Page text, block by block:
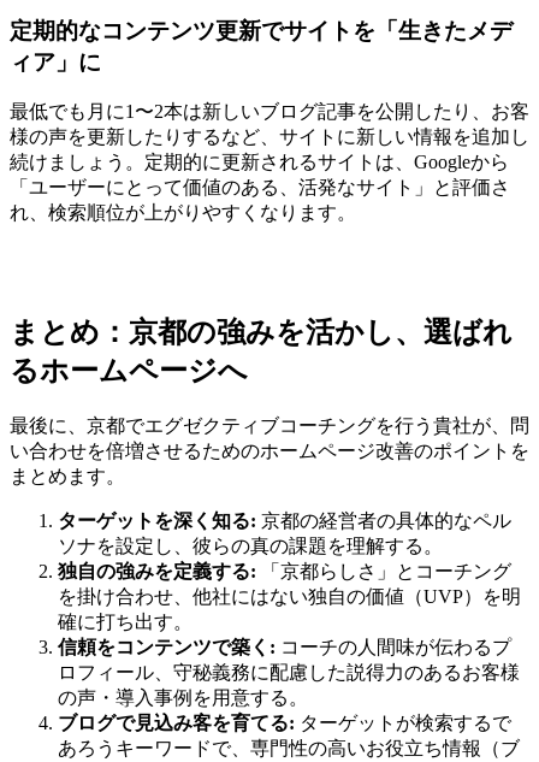
定期的なコンテンツ更新でサイトを「生きたメデ
ィア」に
最低でも月に1〜2本は新しいブログ記事を公開したり、お客
様の声を更新したりするなど、サイトに新しい情報を追加し
続けましょう。定期的に更新されるサイトは、Googleから
「ユーザーにとって価値のある、活発なサイト」と評価さ
れ、検索順位が上がりやすくなります。
まとめ：京都の強みを活かし、選ばれ
るホームページへ
最後に、京都でエグゼクティブコーチングを行う貴社が、問
い合わせを倍増させるためのホームページ改善のポイントを
まとめます。
ターゲットを深く知る: 京都の経営者の具体的なペル
ソナを設定し、彼らの真の課題を理解する。
独自の強みを定義する: 「京都らしさ」とコーチング
を掛け合わせ、他社にはない独自の価値（UVP）を明
確に打ち出す。
信頼をコンテンツで築く: コーチの人間味が伝わるプ
ロフィール、守秘義務に配慮した説得力のあるお客様
の声・導入事例を用意する。
ブログで見込み客を育てる: ターゲットが検索するで
あろうキーワードで、専門性の高いお役立ち情報（ブ